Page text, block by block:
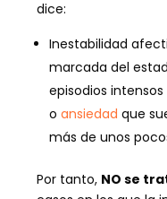
dice:
Inestabilidad
marcada del
episodios
oansiedad que
más de unos
Por tanto, NO se